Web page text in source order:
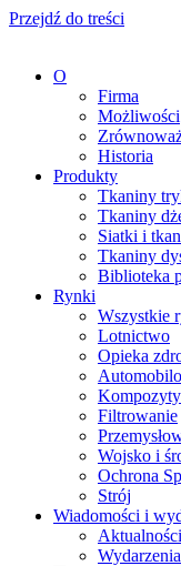
Przejdź do treści
O
Firma
Możliwości
Historia
Produkty
Tkaniny
Tkaniny
Siatki i
Tkaniny
Biblioteka
Rynki
Wszystkie
Lotnictwo
Opieka
Kompozyty
Filtrowanie
Wojsko i
Ochrona
Strój
Wiadomości i
Aktualności
Wydarzenia